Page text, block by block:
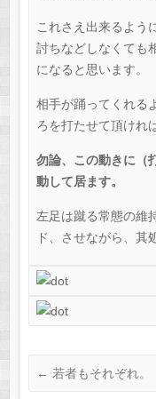
これさえ出来るよう
討ちなどしなくても
になると思います。
相手が踊ってくれる
ろを打たせて頂けれ
勿論、この動きに（
動して居ます。
左足は蹴る常態の維
ド、させながら、其
← 若者もそれぞれ。